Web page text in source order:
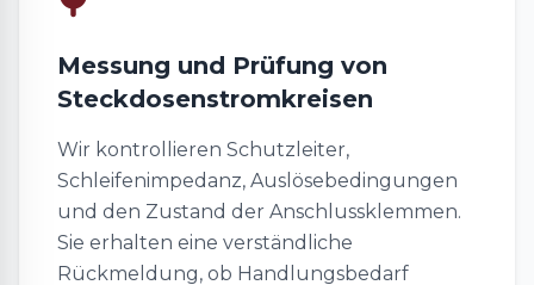
Messung und Prüfung von
Steckdosenstromkreisen
Wir kontrollieren Schutzleiter,
Schleifenimpedanz, Auslösebedingungen
und den Zustand der Anschlussklemmen.
Sie erhalten eine verständliche
Rückmeldung, ob Handlungsbedarf